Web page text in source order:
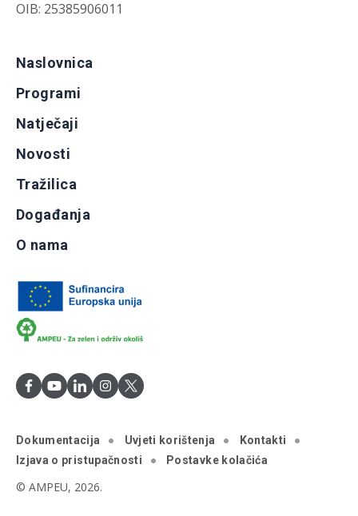
OIB: 25385906011
Naslovnica
Programi
Natječaji
Novosti
Tražilica
Događanja
O nama
Dokumentacija Uvjeti korištenja
Kontakti
Izjava o pristupačnosti
Postavke kolačića
© AMPEU, 2026.